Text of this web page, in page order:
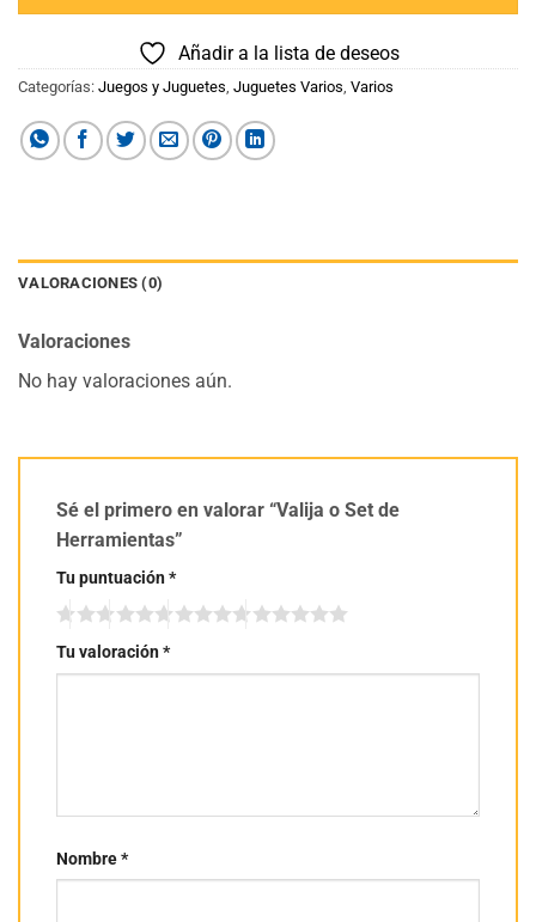
Añadir a la lista de deseos
Categorías: Juegos y Juguetes, Juguetes Varios, Varios
VALORACIONES (0)
Valoraciones
No hay valoraciones aún.
Sé el primero en valorar “Valija o Set de
Herramientas”
Tu puntuación*
Tu valoración*
Nombre*